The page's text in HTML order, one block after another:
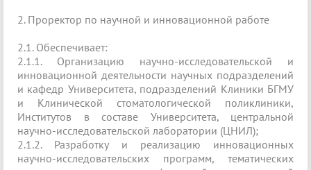
2. Проректор по научной и инновационной работе
2.1. Обеспечивает:
2.1.1. Организацию научно-исследовательской и
инновационной деятельности научных подразделений
и кафедр Университета, подразделений Клиники БГМУ
и Клинической стоматологической поликлиники,
Институтов в составе Университета, центральной
научно-исследовательской лаборатории (ЦНИЛ);
2.1.2. Разработку и реализацию инновационных
научно-исследовательских программ, тематических